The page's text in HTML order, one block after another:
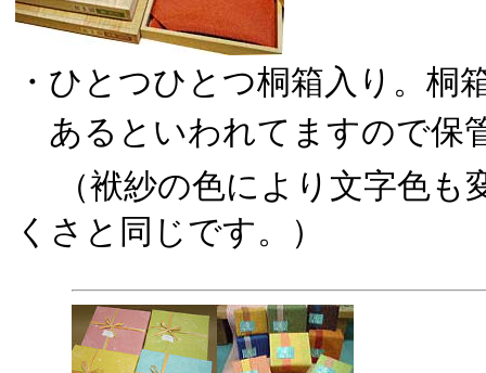
・ひとつひとつ桐箱入り。桐
あるといわれてますので保
（袱紗の色により文字色
くさと同じです。）